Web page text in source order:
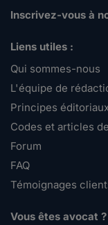
Inscrivez-vous à
Liens utiles :
Qui sommes-nous
L'équipe de
Principes
Codes et articles
Forum
FAQ
Témoignages
Vous êtes avocat ?